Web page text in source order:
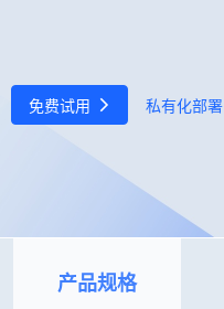
免费试用 私有化部署
产品规格